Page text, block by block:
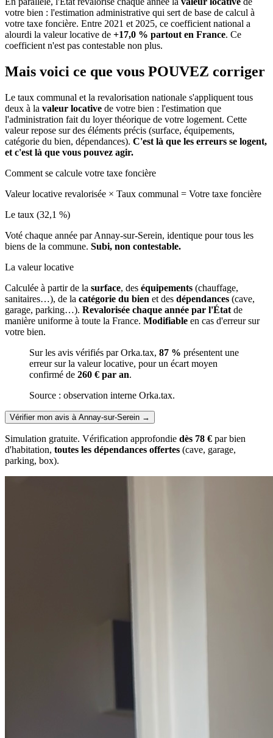
votre bien : l'estimation administrative qui sert de base de calcul à
votre taxe foncière. Entre 2021 et 2025, ce coefficient national a
alourdi la valeur locative de +17,0 % partout en France. Ce
coefficient n'est pas contestable non plus.
Mais voici ce que vous POUVEZ corriger
Le taux communal et la revalorisation nationale s'appliquent tous
deux à la valeur locative de votre bien : l'estimation que
l'administration fait du loyer théorique de votre logement. Cette
valeur repose sur des éléments précis (surface, équipements,
catégorie du bien, dépendances). C'est là que les erreurs se logent,
et c'est là que vous pouvez agir.
Comment se calcule votre taxe foncière
Valeur locative revalorisée × Taux communal = Votre taxe foncière
Le taux (32,1 %)
Voté chaque année par Annay-sur-Serein, identique pour tous les
biens de la commune. Subi, non contestable.
La valeur locative
Calculée à partir de la surface, des équipements (chauffage,
sanitaires…), de la catégorie du bien et des dépendances (cave,
garage, parking…). Revalorisée chaque année par l'État de
manière uniforme à toute la France. Modifiable en cas d'erreur sur
votre bien.
Sur les avis vérifiés par Orka.tax, 87 % présentent une
erreur sur la valeur locative, pour un écart moyen
confirmé de 260 € par an.
Source : observation interne Orka.tax.
Vérifier mon avis à Annay-sur-Serein →
Simulation gratuite. Vérification approfondie dès 78 € par bien
d'habitation, toutes les dépendances offertes (cave, garage,
parking, box).